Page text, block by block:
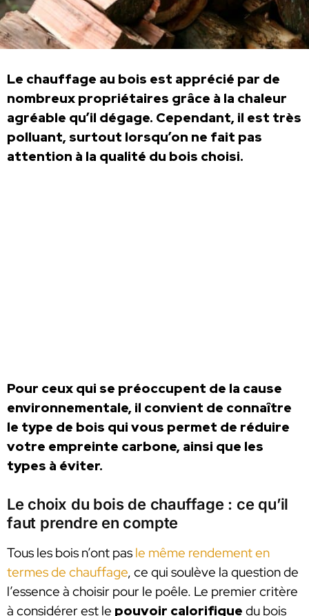
Le chauffage au bois est apprécié par de
nombreux propriétaires grâce à la chaleur
agréable qu’il dégage. Cependant, il est très
polluant, surtout lorsqu’on ne fait pas
attention à la qualité du bois choisi.
Pour ceux qui se préoccupent de la cause
environnementale, il convient de connaître
le type de bois qui vous permet de réduire
votre empreinte carbone, ainsi que les
types à éviter.
Le choix du bois de chauffage : ce qu’il
faut prendre en compte
Tous les bois n’ont pas le même rendement en
termes de chauffage, ce qui soulève la question de
l’essence à choisir pour le poêle. Le premier critère
à considérer est le pouvoir calorifique du bois